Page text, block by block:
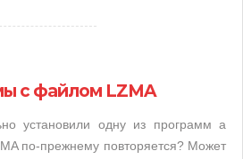
с файлом LZMA
установили одну из программ а
по-прежнему повторяется? Может